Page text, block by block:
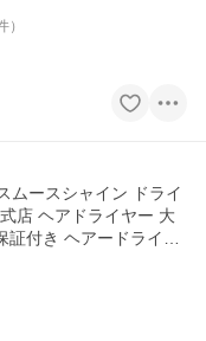
）
ムースシャイン ドライ
店 ヘアドライヤー 大
付き ヘアードライヤ